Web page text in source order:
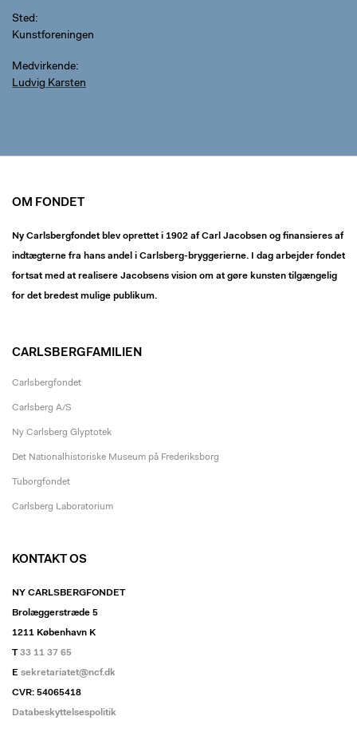
Sted
Kunstforeningen
Medvirkende
Ludvig Karsten
OM FONDET
Ny Carlsbergfondet blev oprettet i 1902 af Carl Jacobsen og finansieres af
indtægterne fra hans andel i Carlsberg-bryggerierne. I dag arbejder fondet
fortsat med at realisere Jacobsens vision om at gøre kunsten tilgængelig
for det bredest mulige publikum.
CARLSBERGFAMILIEN
Carlsbergfondet
Carlsberg A/S
Ny Carlsberg Glyptotek
Det Nationalhistoriske Museum på Frederiksborg
Tuborgfondet
Carlsberg Laboratorium
KONTAKT OS
NY CARLSBERGFONDET
Brolæggerstræde 5
1211 København K
T33 11 37 65
E sekretariatet@ncf.dk
CVR: 54065418
Databeskyttelsespolitik